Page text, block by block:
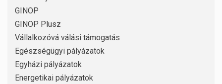
GINOP
GINOP Plusz
Vállalkozóvá válási támogatás
Egészségügyi pályázatok
Egyházi pályázatok
Energetikai pályázatok